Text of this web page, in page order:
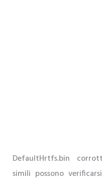
DefaultHrtfs.bin
simili possono